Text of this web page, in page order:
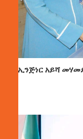
ኢንጅነር አይሻ